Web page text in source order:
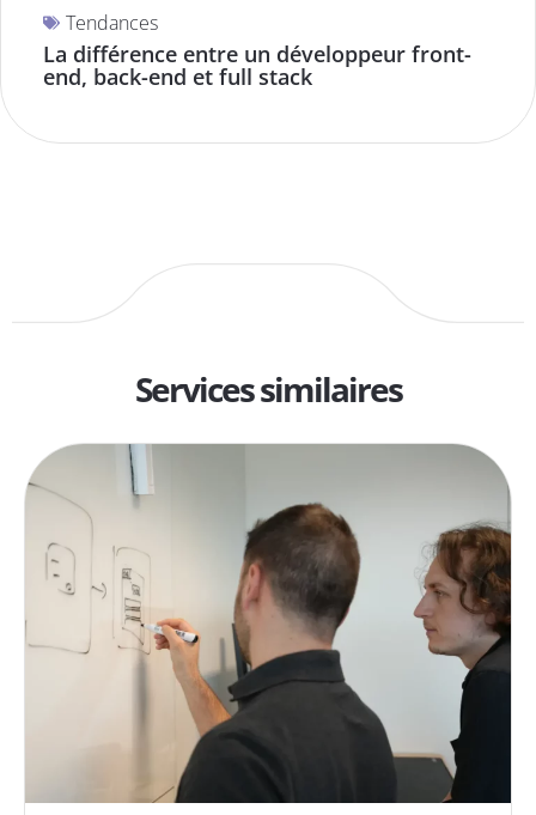
Tendances
La différence entre un développeur front-
end, back-end et full stack
Services similaires